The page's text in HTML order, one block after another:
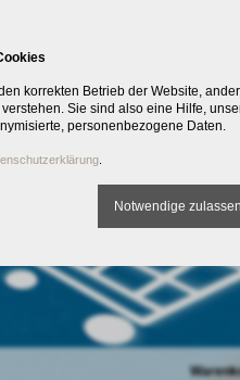
korrekten Betrieb der Website,
Sie sind also eine Hilfe,
personenbezogene Daten.
Notwendige zulassen